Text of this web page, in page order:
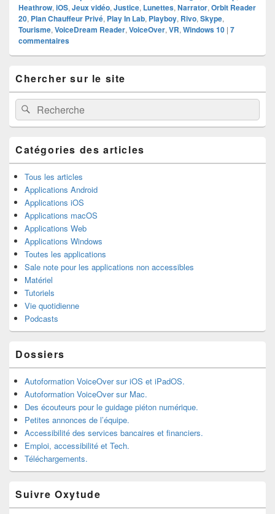
Heathrow, iOS, Jeux vidéo, Justice, Lunettes, Narrator, Orbit Reader
20, Plan Chauffeur Privé, Play In Lab, Playboy, Rivo, Skype,
Tourisme, VoiceDream Reader, VoiceOver, VR, Windows 10 | 7
commentaires
principale
de
widget
pour
la
latérale
Chercher sur le site
Recherche :Rechercher
Catégories des articles
Tous les articles
Applications Android
Applications iOS
Applications macOS
Applications Web
Applications Windows
Toutes les applications
Sale note pour les applications non accessibles
Matériel
Tutoriels
Vie quotidienne
Podcasts
Dossiers
Autoformation VoiceOver sur iOS et iPadOS.
Autoformation VoiceOver sur Mac.
Des écouteurs pour le guidage piéton numérique.
Petites annonces de l’équipe.
Accessibilité des services bancaires et financiers.
Emploi, accessibilité et Tech.
Téléchargements.
Suivre Oxytude